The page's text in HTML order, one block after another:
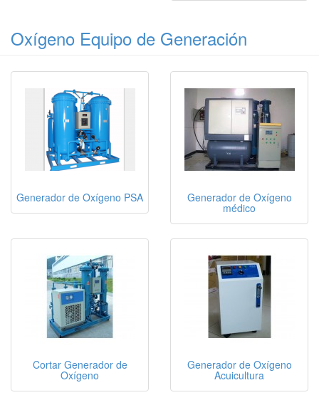
Oxígeno Equipo de Generación
Generador de Oxígeno PSA Generador de Oxígeno
médico
Cortar Generador de
Oxígeno
Generador de Oxígeno
Acuicultura